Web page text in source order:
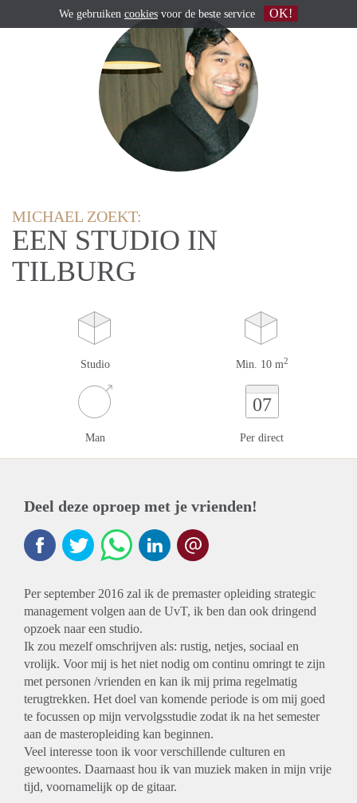
MICHAEL ZOEKT:
EEN STUDIO IN
TILBURG
Studio Min. 10 m2
Man
07
Per direct
Deel deze oproep met je vrienden!
Per september 2016 zal ik de premaster opleiding strategic
management volgen aan de UvT, ik ben dan ook dringend
opzoek naar een studio.
Ik zou mezelf omschrijven als: rustig, netjes, sociaal en
vrolijk. Voor mij is het niet nodig om continu omringt te zijn
met personen /vrienden en kan ik mij prima regelmatig
terugtrekken. Het doel van komende periode is om mij goed
te focussen op mijn vervolgsstudie zodat ik na het semester
aan de masteropleiding kan beginnen.
Veel interesse toon ik voor verschillende culturen en
gewoontes. Daarnaast hou ik van muziek maken in mijn vrije
tijd, voornamelijk op de gitaar.
We gebruiken cookies voor de beste service OK!